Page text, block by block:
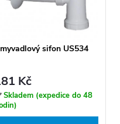
sifon US534
Kč
Skladem (expedice do 48